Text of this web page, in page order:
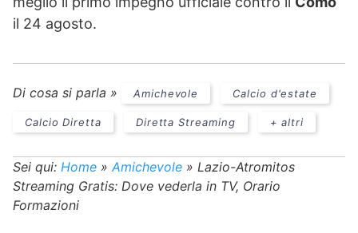
il 24 agosto.
Di cosa si parla » Amichevole Calcio d'estate
Calcio Diretta Diretta Streaming + altri
Sei qui: Home » Amichevole » Lazio-Atromitos
Streaming Gratis: Dove vederla in TV, Orario
Formazioni